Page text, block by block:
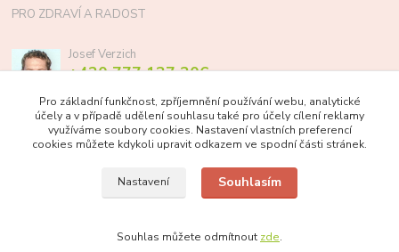
PRO ZDRAVÍ A RADOST
Josef Verzich
+420 777 137 206
info@prozdraviaradost.cz
Pro základní funkčnost, zpříjemnění používání webu, analytické
účely a v případě udělení souhlasu také pro účely cílení reklamy
využíváme soubory cookies. Nastavení vlastních preferencí
cookies můžete kdykoli upravit odkazem ve spodní části stránek.
Nastavení Souhlasím
Souhlas můžete odmítnout zde.